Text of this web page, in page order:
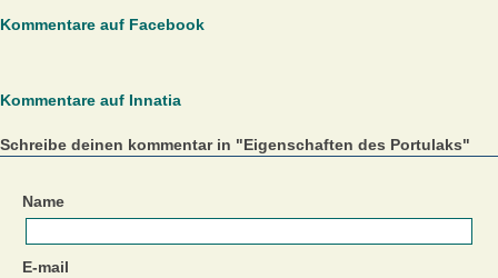
Kommentare auf Facebook
Kommentare auf Innatia
Schreibe deinen kommentar in "Eigenschaften des Portulaks"
Name
E-mail